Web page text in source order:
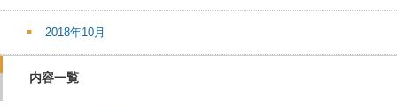
2018年10月
内容一覧